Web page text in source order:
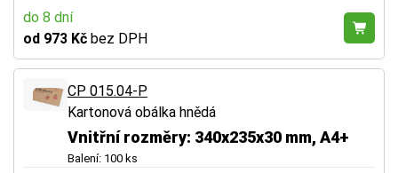
do 8 dní
od 973 Kč bez DPH
CP 015.04-P
Kartonová obálka hnědá
Vnitřní rozměry: 340x235x30 mm, A4+
Balení: 100 ks